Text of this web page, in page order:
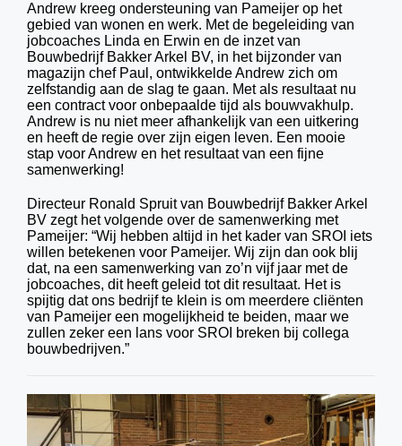
Andrew kreeg ondersteuning van Pameijer op het
gebied van wonen en werk. Met de begeleiding van
jobcoaches Linda en Erwin en de inzet van
Bouwbedrijf Bakker Arkel BV, in het bijzonder van
magazijn chef Paul, ontwikkelde Andrew zich om
zelfstandig aan de slag te gaan. Met als resultaat nu
een contract voor onbepaalde tijd als bouwvakhulp.
Andrew is nu niet meer afhankelijk van een uitkering
en heeft de regie over zijn eigen leven. Een mooie
stap voor Andrew en het resultaat van een fijne
samenwerking!
Directeur Ronald Spruit van Bouwbedrijf Bakker Arkel
BV zegt het volgende over de samenwerking met
Pameijer: “Wij hebben altijd in het kader van SROI iets
willen betekenen voor Pameijer. Wij zijn dan ook blij
dat, na een samenwerking van zo’n vijf jaar met de
jobcoaches, dit heeft geleid tot dit resultaat. Het is
spijtig dat ons bedrijf te klein is om meerdere cliënten
van Pameijer een mogelijkheid te beiden, maar we
zullen zeker een lans voor SROI breken bij collega
bouwbedrijven.”